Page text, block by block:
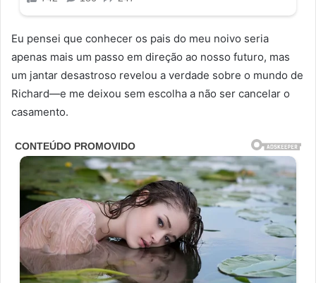
Eu pensei que conhecer os pais do meu noivo seria
apenas mais um passo em direção ao nosso futuro, mas
um jantar desastroso revelou a verdade sobre o mundo de
Richard—e me deixou sem escolha a não ser cancelar o
casamento.